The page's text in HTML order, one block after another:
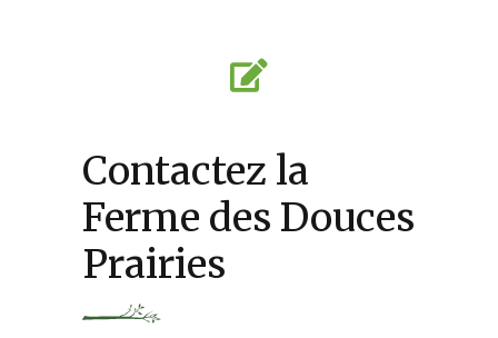
Contactez la
Ferme des Douces
Prairies